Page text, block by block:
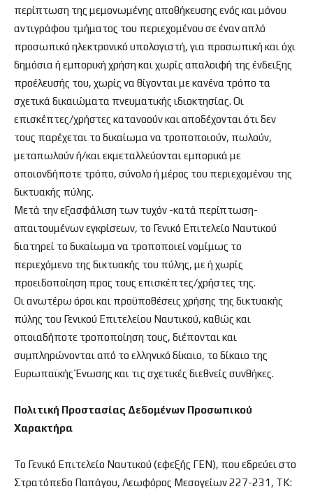
περίπτωση της μεμονωμένης αποθήκευσης ενός και μόνου
αντιγράφου τμήματος του περιεχομένου σε έναν απλό
προσωπικό ηλεκτρονικό υπολογιστή, για προσωπική και όχι
δημόσια ή εμπορική χρήση και χωρίς απαλοιφή της ένδειξης
προέλευσής του, χωρίς να θίγονται με κανένα τρόπο τα
σχετικά δικαιώματα πνευματικής ιδιοκτησίας. Οι
επισκέπτες/χρήστες κατανoούν και αποδέχονται ότι δεν
τους παρέχεται το δικαίωμα να τροποποιούν, πωλούν,
μεταπωλούν ή/και εκμεταλλεύονται εμπορικά με
οποιονδήποτε τρόπο, σύνολο ή μέρος του περιεχομένου της
δικτυακής πύλης.
Μετά την εξασφάλιση των τυχόν -κατά περίπτωση-
απαιτουμένων εγκρίσεων, το Γενικό Επιτελείο Ναυτικού
διατηρεί το δικαίωμα να τροποποιεί νομίμως το
περιεχόμενο της δικτυακής του πύλης, με ή χωρίς
προειδοποίηση προς τους επισκέπτες/χρήστες της.
Οι ανωτέρω όροι και προϋποθέσεις χρήσης της δικτυακής
πύλης του Γενικού Επιτελείου Ναυτικού, καθώς και
οποιαδήποτε τροποποίηση τους, διέπονται και
συμπληρώνονται από το ελληνικό δίκαιο, το δίκαιο της
Ευρωπαϊκής Ένωσης και τις σχετικές διεθνείς συνθήκες.
Πολιτική Προστασίας Δεδομένων Προσωπικού
Χαρακτήρα
Το Γενικό Επιτελείο Ναυτικού (εφεξής ΓΕΝ), που εδρεύει στο
Στρατόπεδο Παπάγου, Λεωφόρος Μεσογείων 227-231, ΤΚ: